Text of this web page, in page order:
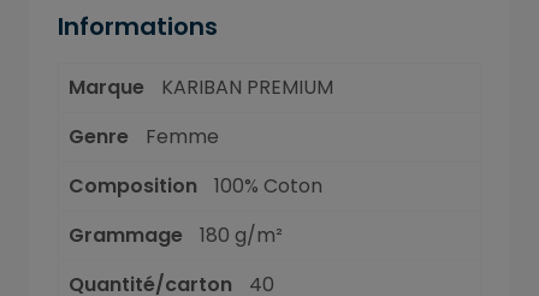
Informations
Marque
KARIBAN PREMIUM
Genre
Femme
Composition
100% Coton
Grammage
180 g/m²
Quantité/carton
40